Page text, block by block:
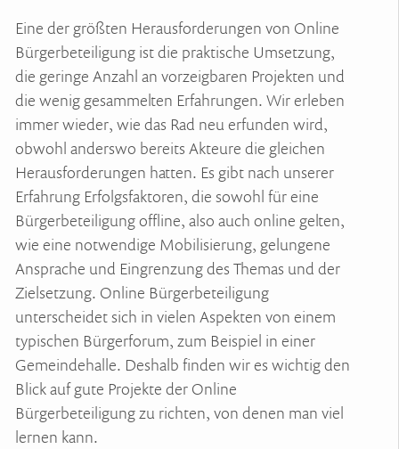
Eine der größten Herausforderungen von Online
Bürgerbeteiligung ist die praktische Umsetzung,
die geringe Anzahl an vorzeigbaren Projekten und
die wenig gesammelten Erfahrungen. Wir erleben
immer wieder, wie das Rad neu erfunden wird,
obwohl anderswo bereits Akteure die gleichen
Herausforderungen hatten. Es gibt nach unserer
Erfahrung Erfolgsfaktoren, die sowohl für eine
Bürgerbeteiligung offline, also auch online gelten,
wie eine notwendige Mobilisierung, gelungene
Ansprache und Eingrenzung des Themas und der
Zielsetzung. Online Bürgerbeteiligung
unterscheidet sich in vielen Aspekten von einem
typischen Bürgerforum, zum Beispiel in einer
Gemeindehalle. Deshalb finden wir es wichtig den
Blick auf gute Projekte der Online
Bürgerbeteiligung zu richten, von denen man viel
lernen kann.